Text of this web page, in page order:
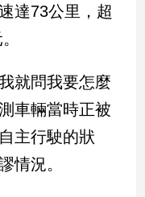
達73公里，超
就問我要怎麼
車輛當時正被
主行駛的狀
情況。